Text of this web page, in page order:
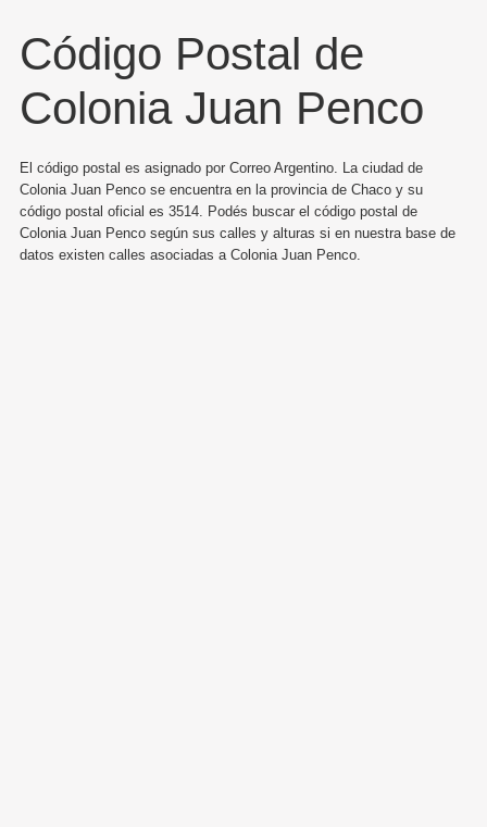
Código Postal de
Colonia Juan Penco
El código postal es asignado por Correo Argentino. La ciudad de
Colonia Juan Penco se encuentra en la provincia de Chaco y su
código postal oficial es 3514. Podés buscar el código postal de
Colonia Juan Penco según sus calles y alturas si en nuestra base de
datos existen calles asociadas a Colonia Juan Penco.